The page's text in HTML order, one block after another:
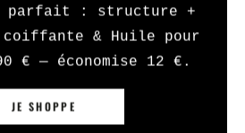
parfait : structure +
coiffante & Huile pour
€ — économise 12 €.
JE SHOPPE